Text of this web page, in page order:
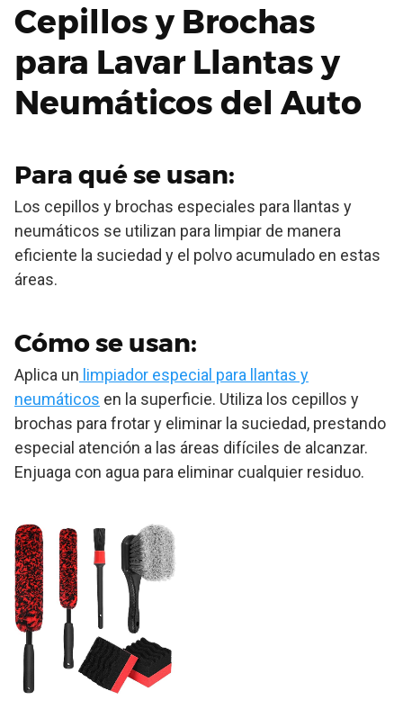
Cepillos y Brochas
para Lavar Llantas y
Neumáticos del Auto
Para qué se usan:
Los cepillos y brochas especiales para llantas y
neumáticos se utilizan para limpiar de manera
eficiente la suciedad y el polvo acumulado en estas
áreas.
Cómo se usan:
Aplica un limpiador especial para llantas y
neumáticos en la superficie. Utiliza los cepillos y
brochas para frotar y eliminar la suciedad, prestando
especial atención a las áreas difíciles de alcanzar.
Enjuaga con agua para eliminar cualquier residuo.